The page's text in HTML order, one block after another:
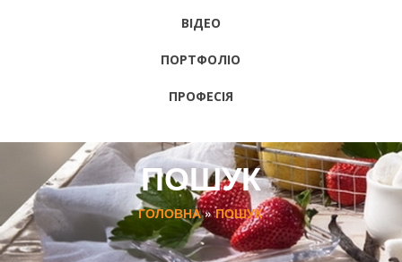
ВІДЕО
ПОРТФОЛІО
ПРОФЕСІЯ
ПОШУК
ГОЛОВНА»ПОШУК